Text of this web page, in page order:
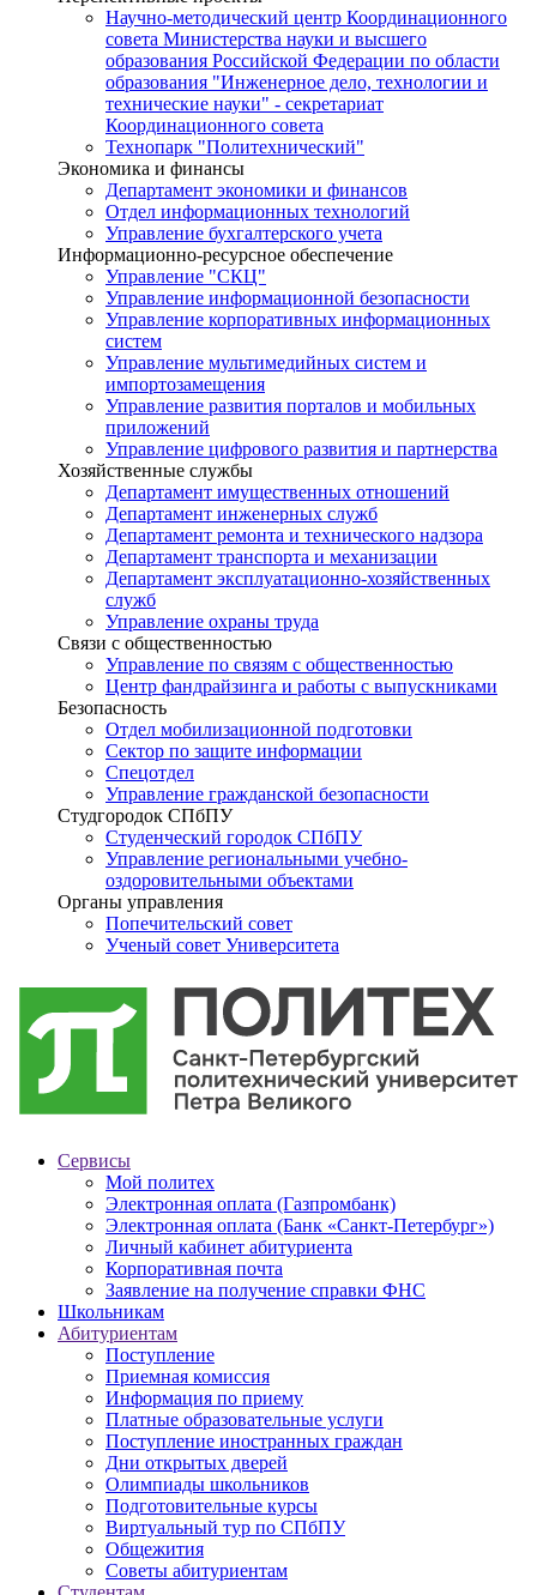
Научно-методический центр Координационного
совета Министерства науки и высшего
образования Российской Федерации по области
образования "Инженерное дело, технологии и
технические науки" - секретариат
Координационного совета
Технопарк "Политехнический"
Экономика и финансы
Департамент экономики и финансов
Отдел информационных технологий
Управление бухгалтерского учета
Информационно-ресурсное обеспечение
Управление "СКЦ"
Управление информационной безопасности
Управление корпоративных информационных
систем
Управление мультимедийных систем и
импортозамещения
Управление развития порталов и мобильных
приложений
Управление цифрового развития и партнерства
Хозяйственные службы
Департамент имущественных отношений
Департамент инженерных служб
Департамент ремонта и технического надзора
Департамент транспорта и механизации
Департамент эксплуатационно-хозяйственных
служб
Управление охраны труда
Связи с общественностью
Управление по связям с общественностью
Центр фандрайзинга и работы с выпускниками
Безопасность
Отдел мобилизационной подготовки
Сектор по защите информации
Спецотдел
Управление гражданской безопасности
Студгородок СПбПУ
Студенческий городок СПбПУ
Управление региональными учебно-
оздоровительными объектами
Органы управления
Попечительский совет
Ученый совет Университета
Сервисы
Мой политех
Электронная оплата (Газпромбанк)
Электронная оплата (Банк «Санкт-Петербург»)
Личный кабинет абитуриента
Корпоративная почта
Заявление на получение справки ФНС
Школьникам
Абитуриентам
Поступление
Приемная комиссия
Информация по приему
Платные образовательные услуги
Поступление иностранных граждан
Дни открытых дверей
Олимпиады школьников
Подготовительные курсы
Виртуальный тур по СПбПУ
Общежития
Советы абитуриентам